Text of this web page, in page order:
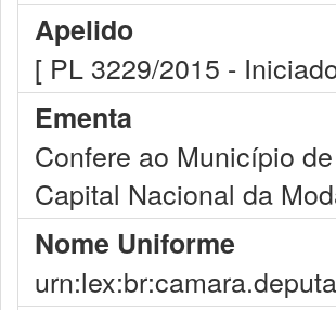
Apelido
[ PL 3229/2015 -
Ementa
Confere ao Município
Capital Nacional da
Nome Uniforme